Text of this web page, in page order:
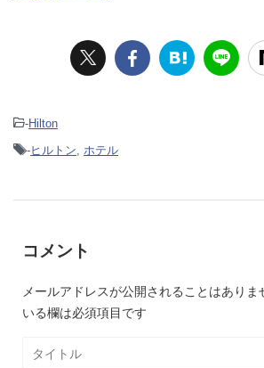
-Hilton
-ヒルトン, ホテル
コメント
メールアドレスが公開されることはありま
いる欄は必須項目です